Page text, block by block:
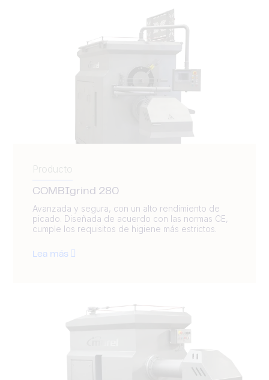
Producto
COMBIgrind 280
Avanzada y segura, con un alto rendimiento de
picado. Diseñada de acuerdo con las normas CE,
cumple los requisitos de higiene más estrictos.
Lea más